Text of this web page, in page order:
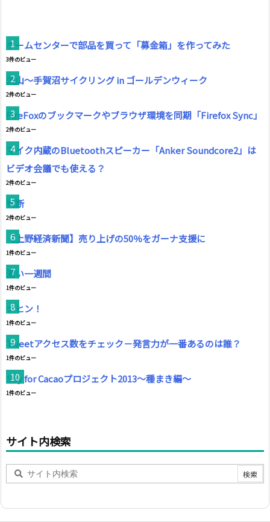
ホームセンターで部品を買って「募金箱」を作ってみた
3件のビュー
流山～手賀沼サイクリング in ゴールデンウィーク
2件のビュー
FireFoxのブックマークやブラウザ環境を同期「Firefox Sync」
2件のビュー
マイク内蔵のBluetoothスピーカー「Anker Soundcore2」は
ビデオ会議でも使える？
2件のビュー
判断
2件のビュー
【上野経済新聞】売り上げの50％をガーナ支援に
1件のビュー
濃い一週間
1件のビュー
ナヒン！
1件のビュー
Tweetアクセス数をチェック－発言力が一番あるのは誰？
1件のビュー
Soy for Cacaoプロジェクト2013～種まき編～
1件のビュー
サイト内検索